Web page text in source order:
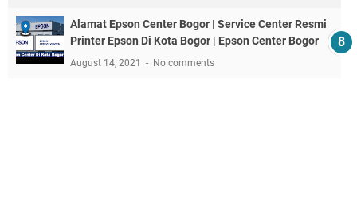
Alamat Epson Center Bogor | Service Center Resmi
Printer Epson Di Kota Bogor | Epson Center Bogor
August 14, 2021 No comments